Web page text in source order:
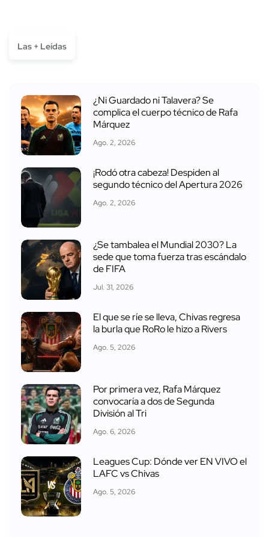
Las + Leídas
¿Ni Guardado ni Talavera? Se
complica el cuerpo técnico de Rafa
Márquez
Ago. 2, 2026
¡Rodó otra cabeza! Despiden al
segundo técnico del Apertura 2026
Ago. 2, 2026
¿Se tambalea el Mundial 2030? La
sede que toma fuerza tras escándalo
de FIFA
Jul. 31, 2026
El que se ríe se lleva, Chivas regresa
la burla que RoRo le hizo a Rivers
Ago. 5, 2026
Por primera vez, Rafa Márquez
convocaría a dos de Segunda
División al Tri
Ago. 6, 2026
Leagues Cup: Dónde ver EN VIVO el
LAFC vs Chivas
Ago. 5, 2026